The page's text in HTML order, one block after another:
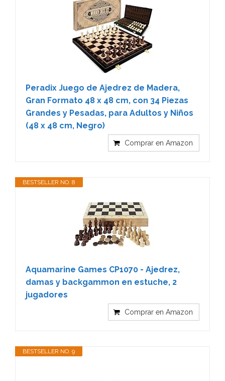
Peradix Juego de Ajedrez de Madera,
Gran Formato 48 x 48 cm, con 34 Piezas
Grandes y Pesadas, para Adultos y Niños
(48 x 48 cm, Negro)
Comprar en Amazon
BESTSELLER NO. 8
Aquamarine Games CP1070 - Ajedrez,
damas y backgammon en estuche, 2
jugadores
Comprar en Amazon
BESTSELLER NO. 9